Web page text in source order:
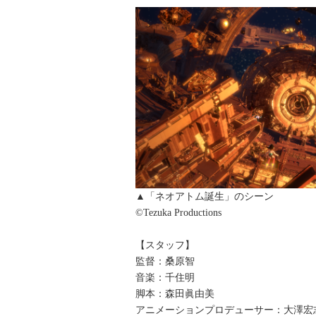
▲「ネオアトム誕生」のシー
©Tezuka Productions
【スタッフ】
監督：桑原智
音楽：千住明
脚本：森田眞由美
アニメーションプロデューサー：大澤宏